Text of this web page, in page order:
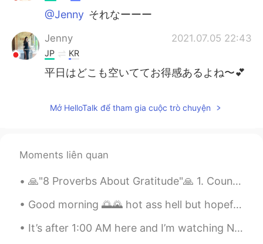
@Jenny それなーーー
Jenny 2021.07.05 22:43
JP KR
平日はどこも空いててお得感あるよね〜💕
Mở HelloTalk để tham gia cuộc trò chuyện
Moments liên quan
🙏"8 Proverbs About Gratitude"🙏 1. Count your blessings. Means to be grateful for what you have ...
Good morning 🌅🌄 hot ass hell but hopefully the sky clears up later took this shot of one if the b...
It’s after 1:00 AM here and I’m watching NCT online live concert with my daughters, it’s $40 per ...